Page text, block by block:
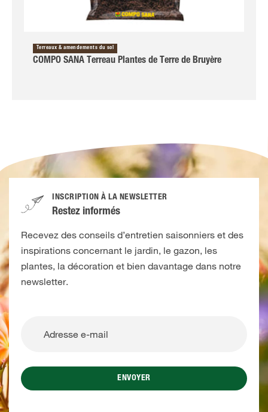
Terreaux & amendements du sol
COMPO SANA Terreau Plantes de Terre de Bruyère
INSCRIPTION À LA NEWSLETTER
Restez informés
Recevez des conseils d’entretien saisonniers et des
inspirations concernant le jardin, le gazon, les
plantes, la décoration et bien davantage dans notre
newsletter.
ENVOYER